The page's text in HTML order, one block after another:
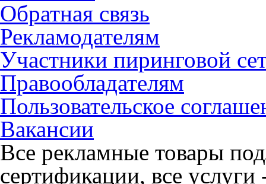
Обратная связь
Рекламодателям
Участники пиринговой
Правообладателям
Пользовательское
Вакансии
Все рекламные товары
сертификации, все